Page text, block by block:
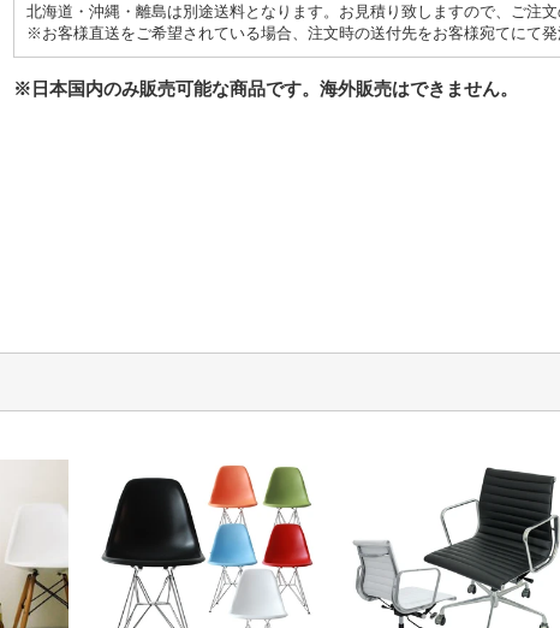
北海道・沖縄・離島は別途送料となります。お見積り致しますので、ご注文
※お客様直送をご希望されている場合、注文時の送付先をお客様宛てにて発
※日本国内のみ販売可能な商品です。海外販売はできません。